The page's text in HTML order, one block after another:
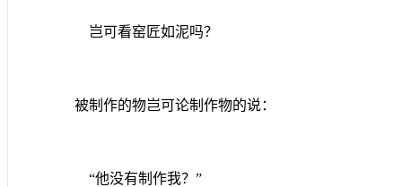
岂可看窑匠如泥吗？
被制作的物岂可论制作物的说：
“他没有制作我？”